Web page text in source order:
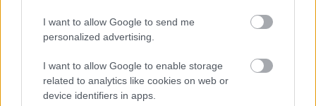
I want to allow Google to send me
personalized advertising.
I want to allow Google to enable storage
related to analytics like cookies on web or
device identifiers in apps.
A hőségben is védik a növényzetet
Pakson